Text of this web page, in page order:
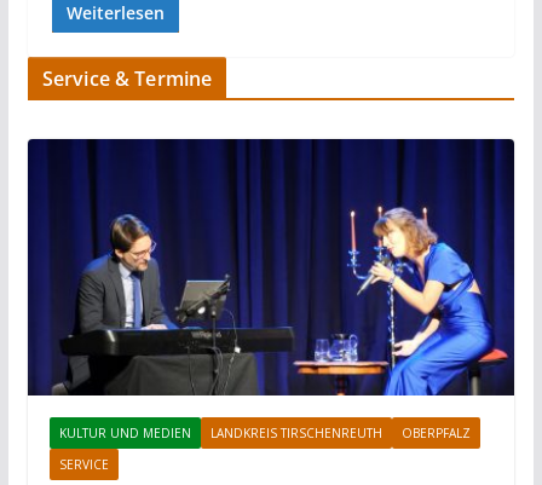
Weiterlesen
Service & Termine
KULTUR UND MEDIEN LANDKREIS TIRSCHENREUTH
OBERPFALZ
SERVICE